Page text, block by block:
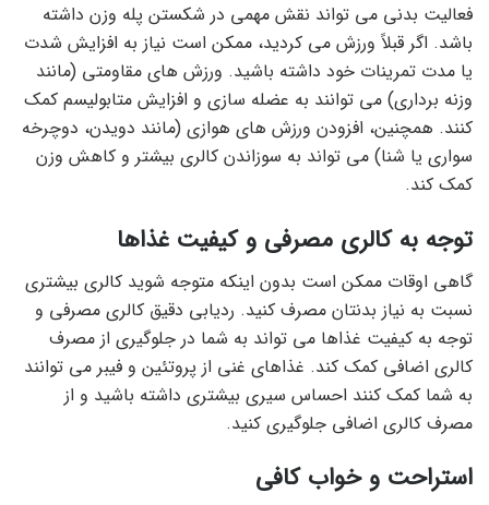
فعالیت بدنی می تواند نقش مهمی در شکستن پله وزن داشته
باشد. اگر قبلاً ورزش می کردید، ممکن است نیاز به افزایش شدت
یا مدت تمرینات خود داشته باشید. ورزش های مقاومتی (مانند
وزنه برداری) می توانند به عضله سازی و افزایش متابولیسم کمک
کنند. همچنین، افزودن ورزش های هوازی (مانند دویدن، دوچرخه
سواری یا شنا) می تواند به سوزاندن کالری بیشتر و کاهش وزن
کمک کند.
توجه به کالری مصرفی و کیفیت غذاها
گاهی اوقات ممکن است بدون اینکه متوجه شوید کالری بیشتری
نسبت به نیاز بدنتان مصرف کنید. ردیابی دقیق کالری مصرفی و
توجه به کیفیت غذاها می تواند به شما در جلوگیری از مصرف
کالری اضافی کمک کند. غذاهای غنی از پروتئین و فیبر می توانند
به شما کمک کنند احساس سیری بیشتری داشته باشید و از
مصرف کالری اضافی جلوگیری کنید.
استراحت و خواب کافی